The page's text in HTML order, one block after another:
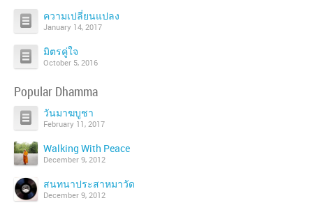
ความเปลี่ยนแปลง
January 14, 2017
มิตรคู่ใจ
October 5, 2016
Popular Dhamma
วันมาฆบูชา
February 11, 2017
Walking With Peace
December 9, 2012
สนทนาประสาหมาวัด
December 9, 2012